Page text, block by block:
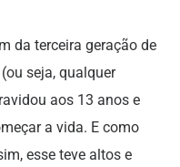
da terceira geração de
seja, qualquer
aos 13 anos e
a vida. E como
esse teve altos e